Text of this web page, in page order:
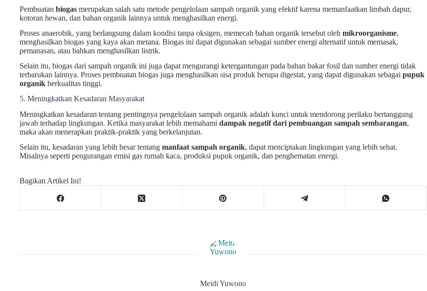
Pembuatan biogas merupakan salah satu metode pengelolaan sampah organik yang efektif karena memanfaatkan limbah dapur,
kotoran hewan, dan bahan organik lainnya untuk menghasilkan energi.
Proses anaerobik, yang berlangsung dalam kondisi tanpa oksigen, memecah bahan organik tersebut oleh mikroorganisme,
menghasilkan biogas yang kaya akan metana. Biogas ini dapat digunakan sebagai sumber energi alternatif untuk memasak,
pemanasan, atau bahkan menghasilkan listrik.
Selain itu, biogas dari sampah organik ini juga dapat mengurangi ketergantungan pada bahan bakar fosil dan sumber energi tidak
terbarukan lainnya. Proses pembuatan biogas juga menghasilkan sisa produk berupa digestat, yang dapat digunakan sebagai pupuk
organik berkualitas tinggi.
5. Meningkatkan Kesadaran Masyarakat
Meningkatkan kesadaran tentang pentingnya pengelolaan sampah organik adalah kunci untuk mendorong perilaku bertanggung
jawab terhadap lingkungan. Ketika masyarakat lebih memahami dampak negatif dari pembuangan sampah sembarangan,
maka akan menerapkan praktik-praktik yang berkelanjutan.
Selain itu, kesadaran yang lebih besar tentang manfaat sampah organik, dapat menciptakan lingkungan yang lebih sehat.
Misalnya seperti pengurangan emisi gas rumah kaca, produksi pupuk organik, dan penghematan energi.
Bagikan Artikel Ini!
Meidi Yuwono